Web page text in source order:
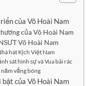
của Võ Hoài Nam
của Võ Hoài Nam
Võ Hoài Nam
hát Kịch Việt Nam
sát hình sự và Vua bãi rác
vắng bóng
của Võ Hoài Nam